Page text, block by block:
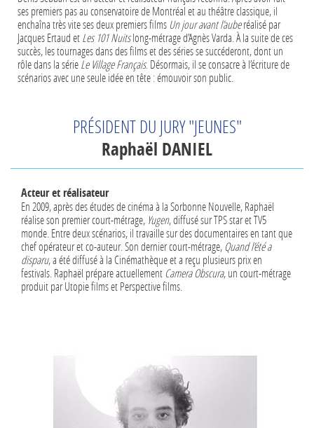
ses premiers pas au conservatoire de Montréal et au théâtre classique, il
enchaîna très vite ses deux premiers films Un jour avant l’auberéalisé par
Jacques Ertaud etLes 101 Nuitslong-métrage d’Agnès Varda. À la suite de ces
succès, les tournages dans des films et des séries se succéderont, dont un
rôle dans la sérieLe Village Français. Désormais, il se consacre à l’écriture de
scénarios avec une seule idée en tête : émouvoir son public.
PRÉSIDENT DU JURY "JEUNES"
Raphaël DANIEL
Acteur et réalisateur
En 2009, après des études de cinéma à la Sorbonne Nouvelle, Raphaël
réalise son premier court-métrage, Yugen, diffusé sur TPS star et TV5
monde. Entre deux scénarios, il travaille sur des documentaires en tant que
chef opérateur et co-auteur. Son dernier court-métrage, Quand l’été a
disparu, a été diffusé à la Cinémathèque et a reçu plusieurs prix en
festivals. Raphaël prépare actuellement Camera Obscura, un court-métrage
produit par Utopie films et Perspective films.